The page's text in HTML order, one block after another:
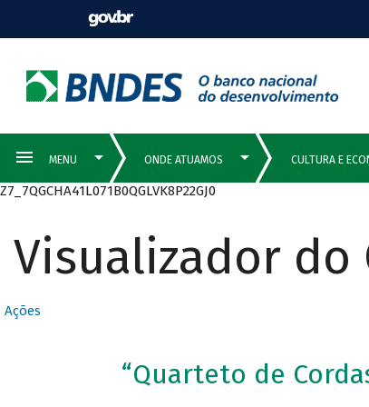
Z7_7QGCHA41L071B0QGLVK8P22GJ0
Visualizador do
Ações
“Quarteto de